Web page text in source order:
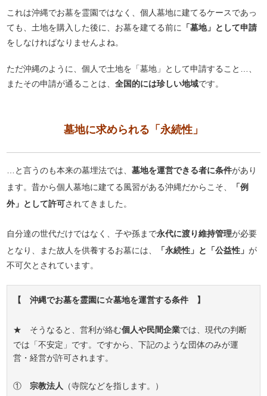
これは沖縄でお墓を霊園ではなく、個人墓地に建てるケースであっ
ても、土地を購入した後に、お墓を建てる前に 「墓地」として申請
をしなければなりませんよね。
ただ沖縄のように、個人で土地を「墓地」として申請すること…、
またその申請が通ることは、全国的には珍しい地域です。
墓地に求められる「永続性」
…と言うのも本来の墓埋法では、墓地を運営できる者に条件があり
ます。昔から個人墓地に建てる風習がある沖縄だからこそ、
「例
外」として許可されてきました。
自分達の世代だけではなく、子や孫まで永代に渡り維持管理が必要
となり、また故人を供養するお墓には、
「永続性」と「公益性」が
不可欠とされています。
【 沖縄でお墓を霊園に☆墓地を運営する条件 】
★ そうなると、営利が絡む個人や民間企業では、現代の判断
では「不安定」です。ですから、下記のような団体のみが運
営・経営が許可されます。
①宗教法人 （寺院などを指します。）